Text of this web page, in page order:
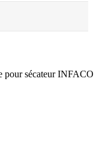
pour sécateur INFACO